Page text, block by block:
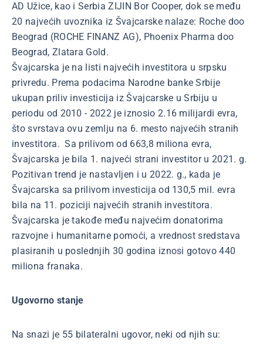
AD Užice, kao i Serbia ZIJIN Bor Cooper, dok se među
20 najvećih uvoznika iz Švajcarske nalaze: Roche doo
Beograd (ROCHE FINANZ AG), Phoenix Pharma doo
Beograd, Zlatara Gold.
Švajcarska je na listi najvećih investitora u srpsku
privredu. Prema podacima Narodne banke Srbije
ukupan priliv investicija iz Švajcarske u Srbiju u
periodu od 2010 - 2022 je iznosio 2.16 milijardi evra,
što svrstava ovu zemlju na 6. mesto najvećih stranih
investitora. Sa prilivom od 663,8 miliona evra,
Švajcarska je bila 1. najveći strani investitor u 2021. g.
Pozitivan trend je nastavljen i u 2022. g., kada je
Švajcarska sa prilivom investicija od 130,5 mil. evra
bila na 11. poziciji najvećih stranih investitora.
Švajcarska je takođe među najvećim donatorima
razvojne i humanitarne pomoći, a vrednost sredstava
plasiranih u poslednjih 30 godina iznosi gotovo 440
miliona franaka.
Ugovorno stanje
Na snazi je 55 bilateralni ugovor, neki od njih su: